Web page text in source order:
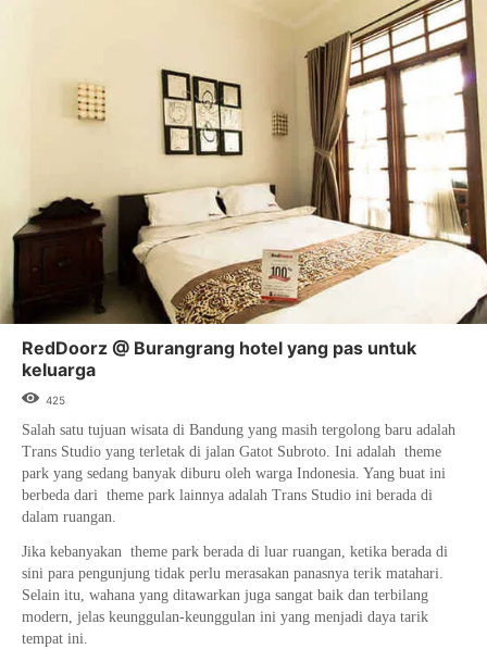
RedDoorz @ Burangrang hotel yang pas untuk
keluarga
425
Salah satu tujuan wisata di Bandung yang masih tergolong baru adalah
Trans Studio yang terletak di jalan Gatot Subroto. Ini adalah theme
park yang sedang banyak diburu oleh warga Indonesia. Yang buat ini
berbeda dari theme park lainnya adalah Trans Studio ini berada di
dalam ruangan.
Jika kebanyakan theme park berada di luar ruangan, ketika berada di
sini para pengunjung tidak perlu merasakan panasnya terik matahari.
Selain itu, wahana yang ditawarkan juga sangat baik dan terbilang
modern, jelas keunggulan-keunggulan ini yang menjadi daya tarik
tempat ini.